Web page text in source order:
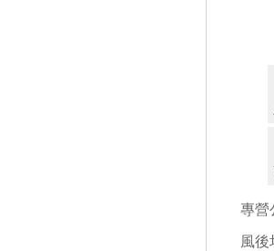
專營
風後